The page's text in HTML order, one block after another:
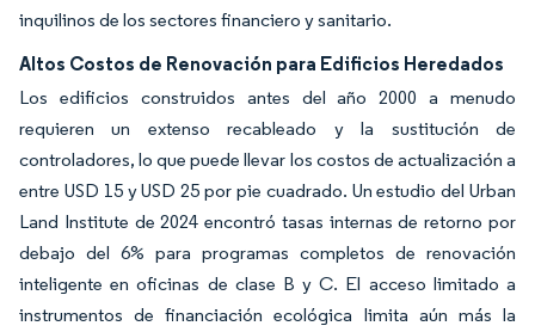
inquilinos de los sectores financiero y sanitario.
Altos Costos de Renovación para Edificios Heredados
Los edificios construidos antes del año 2000 a menudo
requieren un extenso recableado y la sustitución de
controladores, lo que puede llevar los costos de actualización a
entre USD 15 y USD 25 por pie cuadrado. Un estudio del Urban
Land Institute de 2024 encontró tasas internas de retorno por
debajo del 6% para programas completos de renovación
inteligente en oficinas de clase B y C. El acceso limitado a
instrumentos de financiación ecológica limita aún más la